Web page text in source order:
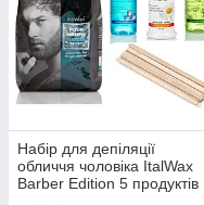
Набір для депіляції
обличчя чоловіка ItalWax
Barber Edition 5 продуктів